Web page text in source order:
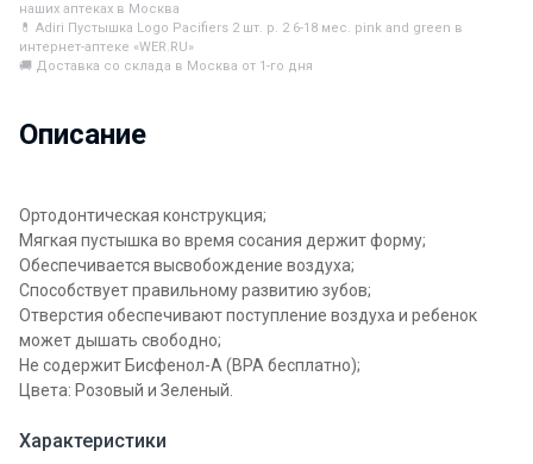
наших аптеках в Москва
💊 Adiri Пустышка Logo Pacifiers 2 шт. р. 2 6-18 мес. pink and green в
интернет-аптеке «WER.RU»
🚚 Доставка со склада в Москва от 1-го дня
Описание
Ортодонтическая конструкция;
Мягкая пустышка во время сосания держит форму;
Обеспечивается высвобождение воздуха;
Способствует правильному развитию зубов;
Отверстия обеспечивают поступление воздуха и ребенок
может дышать свободно;
Не содержит Бисфенол-А (BPA бесплатно);
Цвета: Розовый и Зеленый.
Характеристики